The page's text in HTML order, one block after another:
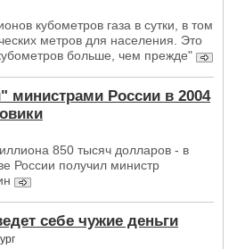
кубометров газа в сутки, в том
метров для населения. Это
больше, чем прежде"
России в 2004
850 тысяч долларов - в
России получил министр
себе чужие деньги